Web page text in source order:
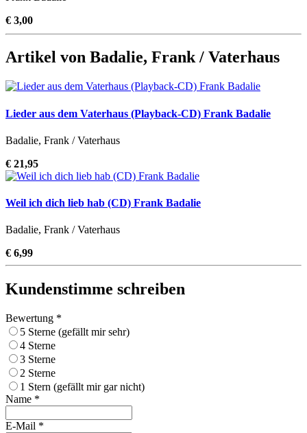
€ 3,00
Artikel von Badalie, Frank / Vaterhaus
Lieder aus dem Vaterhaus (Playback-CD) Frank Badalie
Badalie, Frank / Vaterhaus
€ 21,95
Weil ich dich lieb hab (CD) Frank Badalie
Badalie, Frank / Vaterhaus
€ 6,99
Kundenstimme schreiben
Bewertung *
5 Sterne (gefällt mir sehr)
4 Sterne
3 Sterne
2 Sterne
1 Stern (gefällt mir gar nicht)
Name *
E-Mail *